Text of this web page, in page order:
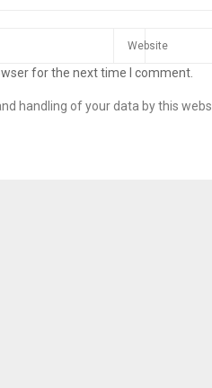
for the next time I comment.
handling of your data by this